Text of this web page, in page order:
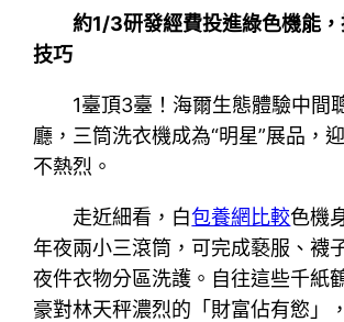
約1/3研發經費投進綠色機能
技巧
1臺頂3臺！海爾生態體驗中間
廳，三筒洗衣機成為“明星”展品，
不熱烈。
走近細看，白包養網比較色機
年夜兩小三滾筒，可完成褻服、襪
夜件衣物分區洗護。自往這些千紙
豪對林天秤濃烈的「財富佔有慾」